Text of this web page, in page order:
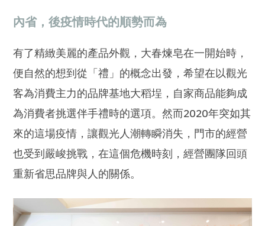
內省，後疫情時代的順勢而為
有了精緻美麗的產品外觀，大春煉皂在一開始時，
便自然的想到從「禮」的概念出發，希望在以觀光
客為消費主力的品牌基地大稻埕，自家商品能夠成
為消費者挑選伴手禮時的選項。然而2020年突如其
來的這場疫情，讓觀光人潮轉瞬消失，門市的經營
也受到嚴峻挑戰，在這個危機時刻，經營團隊回頭
重新省思品牌與人的關係。